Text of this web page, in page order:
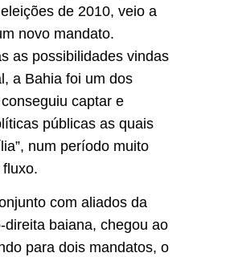
de 2010, veio a
novo mandato.
as possibilidades vindas
a Bahia foi um dos
captar e
públicas as quais
num período muito
com aliados da
direita baiana, chegou ao
para dois mandatos, o